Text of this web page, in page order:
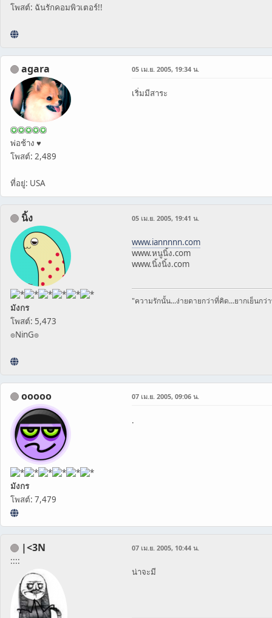
โพสต์: ฉันรักคอมพิวเตอร์!!
agara
พ่อช้าง ♥
โพสต์: 2,489
ที่อยู่: USA
05 เม.ย. 2005, 19:34 น.
เริ่มมีสาระ
นิ้ง
มังกร
โพสต์: 5,473
๏NinG๏
05 เม.ย. 2005, 19:41 น.
www.iannnnn.com
www.หนูนิ้ง.com
www.นิ้งนิ้ง.com
"ความรักนั้น...ง่ายดายกว่าที่คิด...ยากเย็นกว่
ooooo
มังกร
โพสต์: 7,479
07 เม.ย. 2005, 09:06 น.
.
|<3N
::::
07 เม.ย. 2005, 10:44 น.
น่าจะมี